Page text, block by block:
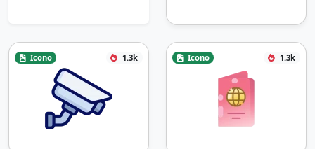
Icono 1.3k Icono 1.3k